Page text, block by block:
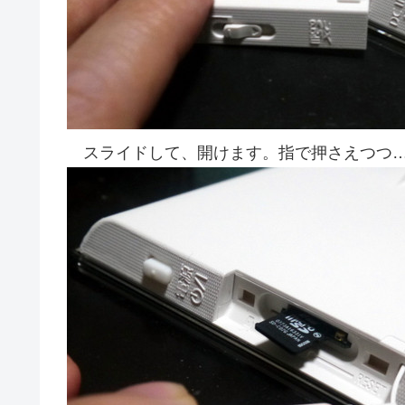
スライドして、開けます。指で押さえつ